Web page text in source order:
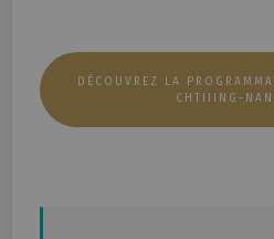
DÉCOUVREZ LA
CHTIIING-